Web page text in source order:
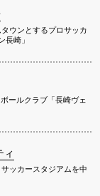
ウンとするプロサッカ
長崎」
ールクラブ「長崎ヴェ
ィ
ッカースタジアムを中